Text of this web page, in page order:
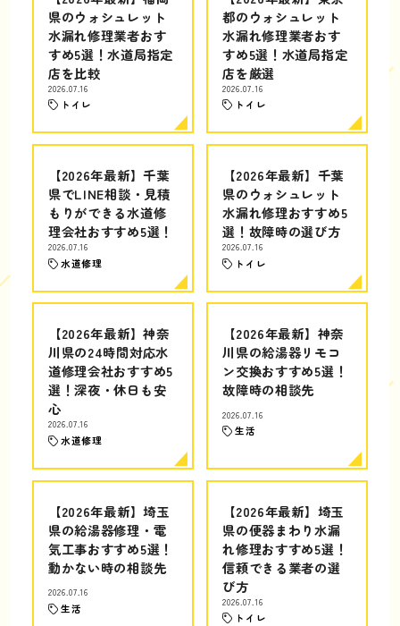
県のウォシュレット
水漏れ修理業者おす
すめ5選！水道局指定
店を比較
2026.07.16
トイレ
都のウォシュレット
水漏れ修理業者おす
すめ5選！水道局指定
店を厳選
2026.07.16
トイレ
【2026年最新】千葉
県でLINE相談・見積
もりができる水道修
理会社おすすめ5選！
2026.07.16
水道修理
【2026年最新】千葉
県のウォシュレット
水漏れ修理おすすめ5
選！故障時の選び方
2026.07.16
トイレ
【2026年最新】神奈
川県の24時間対応水
道修理会社おすすめ5
選！深夜・休日も安
心
2026.07.16
水道修理
【2026年最新】神奈
川県の給湯器リモコ
ン交換おすすめ5選！
故障時の相談先
2026.07.16
生活
【2026年最新】埼玉
県の給湯器修理・電
気工事おすすめ5選！
動かない時の相談先
2026.07.16
生活
【2026年最新】埼玉
県の便器まわり水漏
れ修理おすすめ5選！
信頼できる業者の選
び方
2026.07.16
トイレ